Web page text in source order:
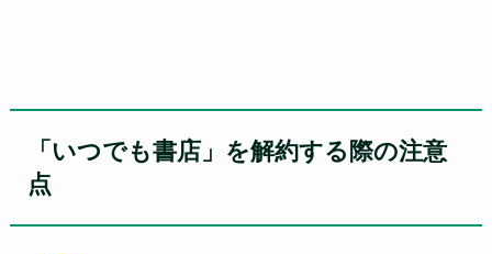
「いつでも書店」を解約する際の注意
点